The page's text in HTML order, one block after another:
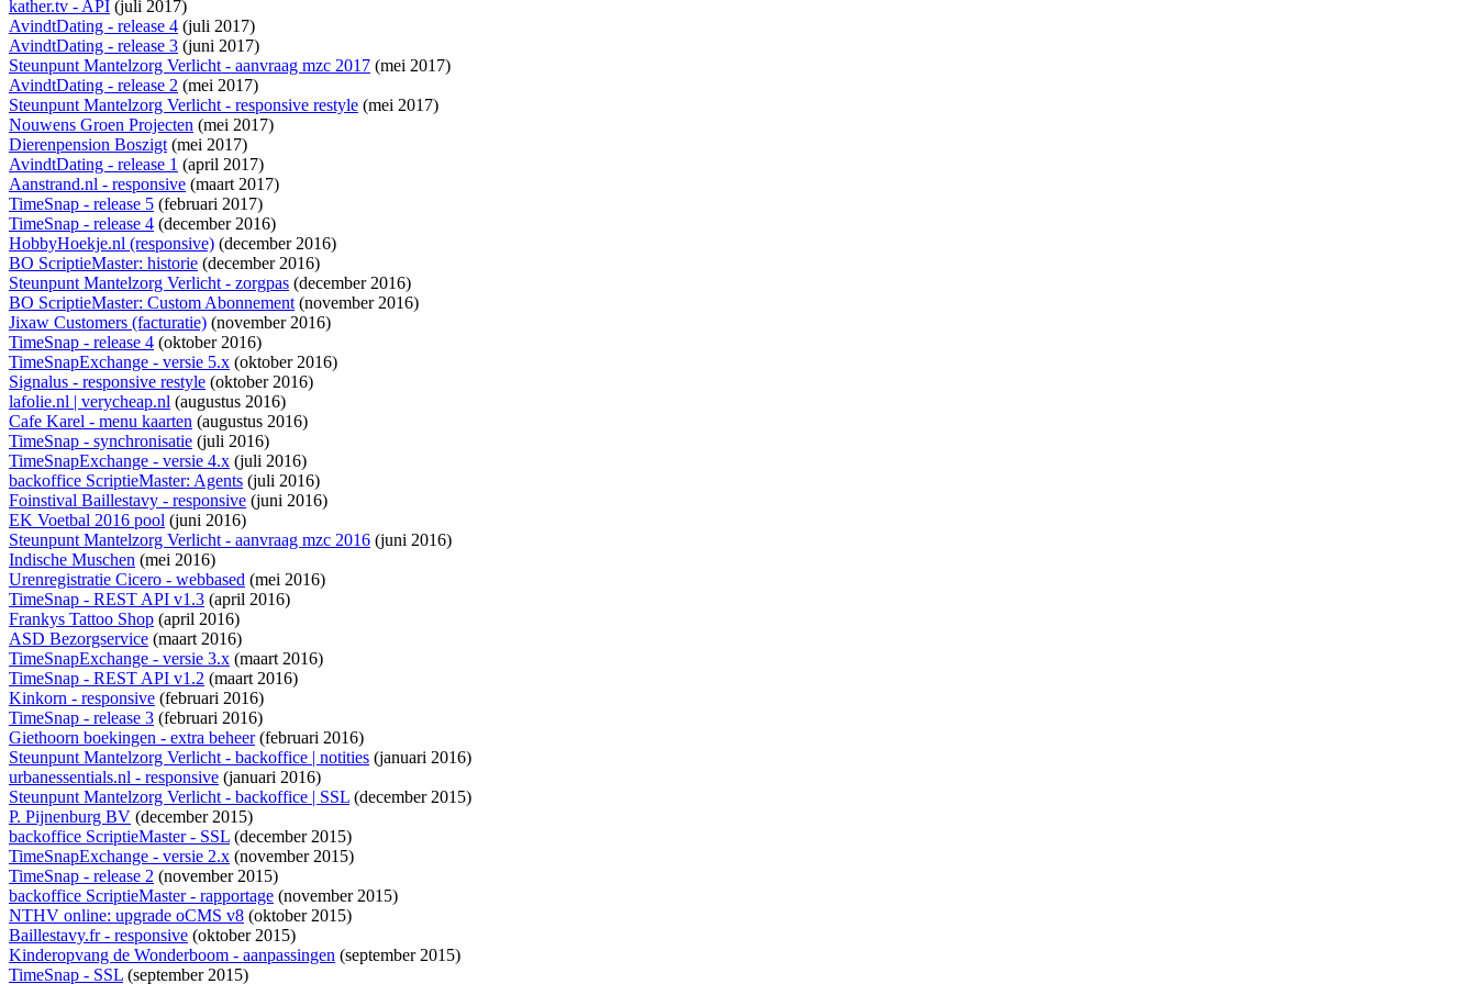
kather.tv - API (juli 2017)
AvindtDating - release 4 (juli 2017)
AvindtDating - release 3 (juni 2017)
Steunpunt Mantelzorg Verlicht - aanvraag mzc 2017 (mei 2017)
AvindtDating - release 2 (mei 2017)
Steunpunt Mantelzorg Verlicht - responsive restyle (mei 2017)
Nouwens Groen Projecten (mei 2017)
Dierenpension Boszigt(mei 2017)
AvindtDating - release 1 (april 2017)
Aanstrand.nl - responsive (maart 2017)
TimeSnap - release 5 (februari 2017)
TimeSnap - release 4 (december 2016)
HobbyHoekje.nl (responsive) (december 2016)
BO ScriptieMaster: historie (december 2016)
Steunpunt Mantelzorg Verlicht - zorgpas (december 2016)
BO ScriptieMaster: Custom Abonnement(november 2016)
Jixaw Customers (facturatie) (november 2016)
TimeSnap - release 4 (oktober 2016)
TimeSnapExchange - versie 5.x (oktober 2016)
Signalus - responsive restyle (oktober 2016)
lafolie.nl | verycheap.nl (augustus 2016)
Cafe Karel - menu kaarten (augustus 2016)
TimeSnap - synchronisatie (juli 2016)
TimeSnapExchange - versie 4.x (juli 2016)
backoffice ScriptieMaster: Agents (juli 2016)
Foinstival Baillestavy - responsive (juni 2016)
EK Voetbal 2016 pool (juni 2016)
Steunpunt Mantelzorg Verlicht - aanvraag mzc 2016 (juni 2016)
Indische Muschen (mei 2016)
Urenregistratie Cicero - webbased (mei 2016)
TimeSnap - REST API v1.3 (april 2016)
Frankys Tattoo Shop (april 2016)
ASD Bezorgservice (maart 2016)
TimeSnapExchange - versie 3.x (maart 2016)
TimeSnap - REST API v1.2 (maart 2016)
Kinkorn - responsive (februari 2016)
TimeSnap - release 3 (februari 2016)
Giethoorn boekingen - extra beheer(februari 2016)
Steunpunt Mantelzorg Verlicht - backoffice | notities (januari 2016)
urbanessentials.nl - responsive (januari 2016)
Steunpunt Mantelzorg Verlicht - backoffice | SSL (december 2015)
P. Pijnenburg BV (december 2015)
backoffice ScriptieMaster - SSL (december 2015)
TimeSnapExchange - versie 2.x (november 2015)
TimeSnap - release 2 (november 2015)
backoffice ScriptieMaster - rapportage (november 2015)
NTHV online: upgrade oCMS v8 (oktober 2015)
Baillestavy.fr - responsive (oktober 2015)
Kinderopvang de Wonderboom - aanpassingen (september 2015)
TimeSnap - SSL (september 2015)